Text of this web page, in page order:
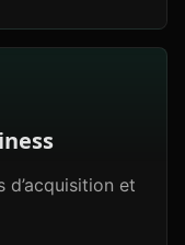
d’acquisition et